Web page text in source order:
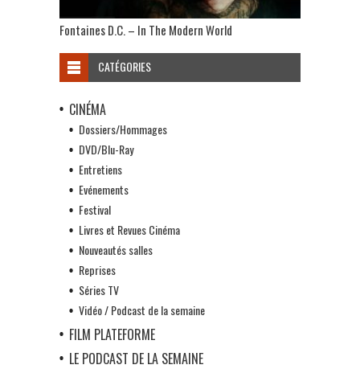
Fontaines D.C. – In The Modern World
CATÉGORIES
CINÉMA
Dossiers/Hommages
DVD/Blu-Ray
Entretiens
Evénements
Festival
Livres et Revues Cinéma
Nouveautés salles
Reprises
Séries TV
Vidéo / Podcast de la semaine
FILM PLATEFORME
LE PODCAST DE LA SEMAINE